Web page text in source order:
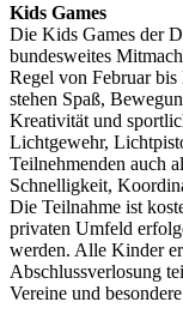
Kids Games
Die Kids Games der
bundesweites
Regel von Februar
stehen Spaß,
Kreativität und
Lichtgewehr,
Teilnehmenden auch
Schnelligkeit,
Die Teilnahme ist
privaten Umfeld
werden. Alle Kinder
Abschlussverlosung
Vereine und